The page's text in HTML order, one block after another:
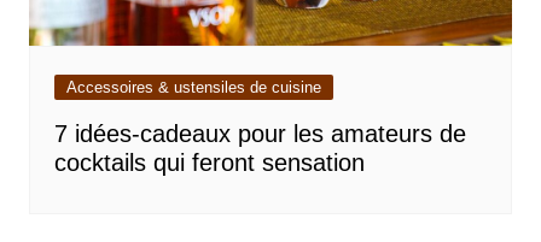
Accessoires & ustensiles de cuisine
7 idées-cadeaux pour les amateurs de
cocktails qui feront sensation